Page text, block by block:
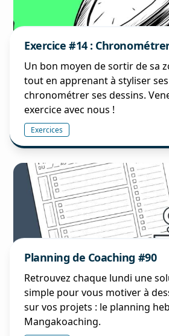
Exercice #14 :
Un bon moyen de sortir de sa
tout en apprenant à styliser
chronométrer ses dessins.
exercice avec nous !
Exercices
Planning de Coaching #90
Retrouvez chaque lundi une
simple pour vous motiver à
sur vos projets : le planning
Mangakoaching.